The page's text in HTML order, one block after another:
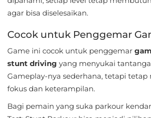
Sports
Tools
Travel
agar bisa diselesaikan.
Cocok untuk Penggemar
Game ini cocok untuk penggemar
stunt driving yang menyukai
Gameplay-nya sederhana, tetapi
fokus dan keterampilan.
Bagi pemain yang suka parkour